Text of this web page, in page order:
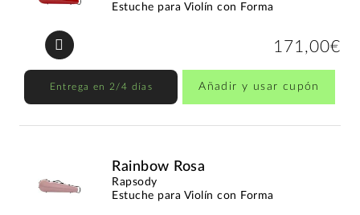
Estuche para Violín con Forma
171,00€
Entrega en 2/4 días Añadir y usar cupón
Rainbow Rosa
Rapsody
Estuche para Violín con Forma